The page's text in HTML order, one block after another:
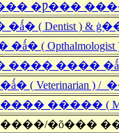
�Ƿ��� ����,
�ǻ� ( Dentist ) &
�ǻ� (
���� ���� �ǻ�
( Veterinarian ) /
����� (
�õ��� ��� (